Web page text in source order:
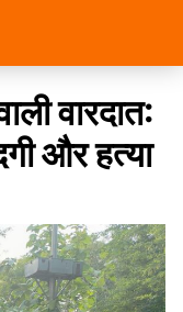
वारदात:
और हत्या